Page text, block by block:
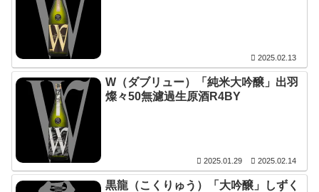
2025.02.13
W（ダブリュー）「純米大吟醸」出羽
燦々50無濾過生原酒R4BY
2025.01.29 2025.02.14
黒龍（こくりゅう）「大吟醸」しずく